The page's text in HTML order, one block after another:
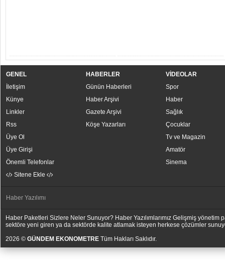
GENEL
İletişim
Künye
Linkler
Rss
Üye Ol
Üye Girişi
Önemli Telefonlar
Sitene Ekle
HABERLER
Günün Haberleri
Haber Arşivi
Gazete Arşivi
Köşe Yazarları
VİDEOLAR
Spor
Haber
Sağlık
Çocuklar
Tv ve Magazin
Amatör
Sinema
Haber Yazılımı
Haber Paketleri Sizlere Neler Sunuyor? Haber Yazılımlarımız Gelişmiş
sektöre yeni giren ya da sektörde kalite atlamak isteyen herkese çözümler
2026 © GÜNDEM EKONOMETRE Tüm Hakları Saklıdır.